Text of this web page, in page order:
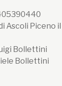
Piceno il
Bollettini
Bollettini